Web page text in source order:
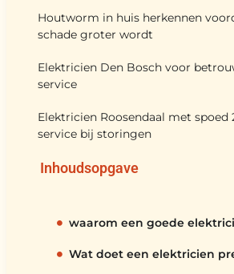
Houtworm in huis herkennen
schade groter wordt
Elektricien Den Bosch voor
service
Elektricien Roosendaal met spoed
service bij storingen
Inhoudsopgave